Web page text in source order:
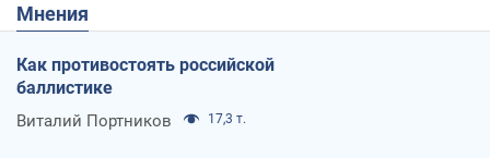
Мнения
Как противостоять российской
баллистике
Виталий Портников 17,3 т.